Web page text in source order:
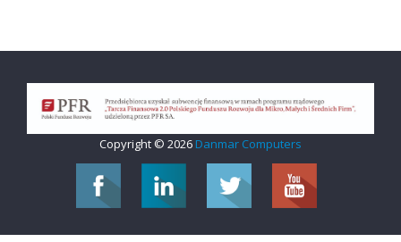
Copyright © 2026 Danmar Computers